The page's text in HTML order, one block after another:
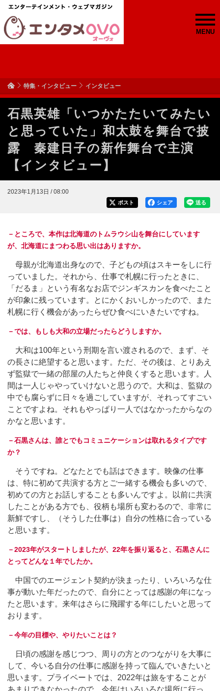
MENU
特集・インタビュー インタビュー
石黒英雄「いつかたたいてみたい
と思っていた」和太鼓を舞台で披
露 秦建日子の新作舞台で主演
【インタビュー】
2023年1月13日 / 08:00
送る
シェア
ポスト
－ところで、本作は北海道のトムラウシ山を舞台にしています
が、北海道にまつわる思い出はありますか。
母親が北海道出身なので、子どもの頃はスキーをしに行
っていました。それから、仕事で札幌に行ったときに、
「だるま」という有名なお店でジンギスカンを食べたこと
が印象に残っています。とにかくおいしかったので、また
札幌に行く機会があったらぜひ食べにいきたいですね。
－では、もしも大和の立場だったらどうしますか。
大和は100年という刑期を言い渡されるので、まず、そ
の長さに絶望すると思います。ただ、その後は、とりあえ
ず監獄で一緒の部屋の人たちと仲良くすると思います。人
間は一人じゃやっていけないと思うので。大和は、監獄の
中でも腐らずに日々を過ごしていますが、それってすごい
ことですよね。それもやっぱり一人ではなかったからなの
かなと思います。
－石黒さんは、誰とでもコミュニケーションは取れるタイプです
か？
そうですね。どなたとでも話はできます。映像の仕事
は、特に初めて共演する方とご一緒する機会も多いので、
初めての方とお話しすることも多いんですよ。以前に共演
したことがある方でも、役柄も場所も変わるので、非常に
新鮮ですし、（そうした仕事は）自分の性格に合っている
と思います。
－2023年がスタートしましたが、22年を振り返ると、石黒さんに
とってどんな１年でしたか。
中国でのエージェント契約が決まったり、いろいろな仕
事が動いた年だったので、自分にとっては感謝の年になっ
たと思います。来年はさらに飛躍する年にしたいと思って
おります。
－今年の目標や、やりたいことは？
日頃の感謝を感じつつ、周りの方とのつながりを大事に
して、今いる自分の仕事に感謝を持って臨んでいきたいと
思います。プライベートでは、2022年は旅をすることが
あまりできなかったので、今年はいろいろな場所に行っ